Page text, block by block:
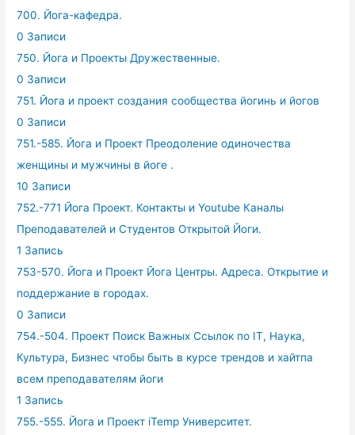
700. Йога-кафедра.
0 Записи
750. Йога и Проекты Дружественные.
0 Записи
751. Йога и проект создания сообщества йогинь и йогов
0 Записи
751.-585. Йога и Проект Преодоление одиночества
женщины и мужчины в йоге .
10 Записи
752.-771 Йога Проект. Контакты и Youtube Каналы
Преподавателей и Студентов Открытой Йоги.
1 Запись
753-570. Йога и Проект Йога Центры. Адреса. Открытие и
поддержание в городах.
0 Записи
754.-504. Проект Поиск Важных Ссылок по IT, Наука,
Культура, Бизнес чтобы быть в курсе трендов и хайтпа
всем преподавателям йоги
1 Запись
755.-555. Йога и Проект iTemp Университет.